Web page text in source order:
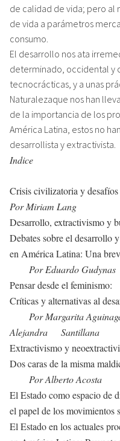
de calidad de vida; pero al
de vida a parámetros
consumo.
El desarrollo nos ata
determinado, occidental y
tecnocrácticas, y a unas
Naturalezaque nos han
de la importancia de los
América Latina, estos no
desarrollista y extractivista.
Indice
Crisis civilizatoria y
Por Miriam Lang
Desarrollo, extractivismo y
Debates sobre el desarrollo
en América Latina: Una
Por Eduardo Gudynas
Pensar desde el feminismo:
Críticas y alternativas al
Por Margarita
Alejandra Santillana
Extractivismo y
Dos caras de la misma
Por Alberto Acosta
El Estado como espacio de
el papel de los movimientos
El Estado en los actuales